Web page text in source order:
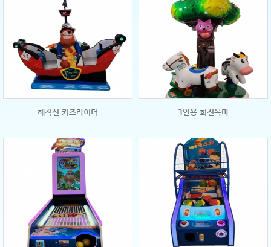
해적선 키즈라이더 3인용 회전목마